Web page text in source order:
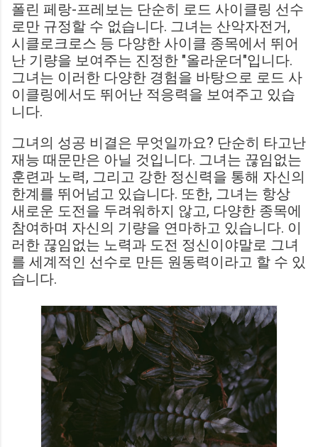
폴린 페랑-프레보는 단순히 로드 사이클링 선수
로만 규정할 수 없습니다. 그녀는 산악자전거,
시클로크로스 등 다양한 사이클 종목에서 뛰어
난 기량을 보여주는 진정한 "올라운더"입니다.
그녀는 이러한 다양한 경험을 바탕으로 로드 사
이클링에서도 뛰어난 적응력을 보여주고 있습
니다.
그녀의 성공 비결은 무엇일까요? 단순히 타고난
재능 때문만은 아닐 것입니다. 그녀는 끊임없는
훈련과 노력, 그리고 강한 정신력을 통해 자신의
한계를 뛰어넘고 있습니다. 또한, 그녀는 항상
새로운 도전을 두려워하지 않고, 다양한 종목에
참여하며 자신의 기량을 연마하고 있습니다. 이
러한 끊임없는 노력과 도전 정신이야말로 그녀
를 세계적인 선수로 만든 원동력이라고 할 수 있
습니다.